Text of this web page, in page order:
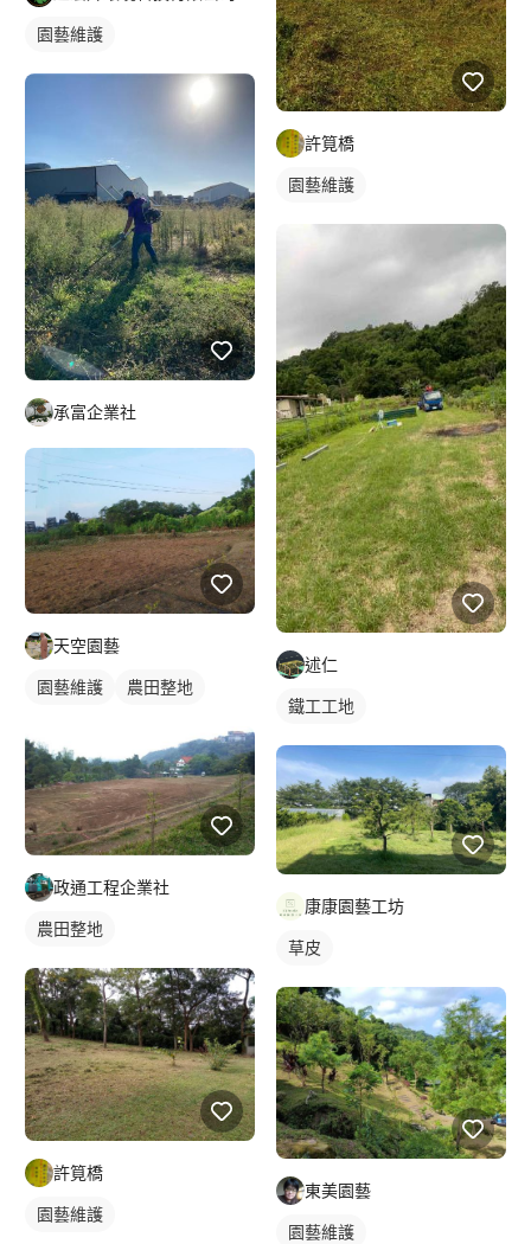
園藝維護
承富企業社
天空園藝
園藝維護 農田整地
政通工程企業社
農田整地
許筧橋
園藝維護
許筧橋
園藝維護
述仁
鐵工工地
康康園藝工坊
草皮
東美園藝
園藝維護